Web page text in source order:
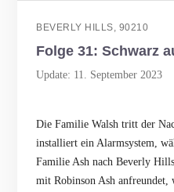
BEVERLY HILLS, 90210
Folge 31: Schwarz
Update: 11. September 2023
Die Familie Walsh tritt der
installiert ein Alarmsystem,
Familie Ash nach Beverly
mit Robinson Ash